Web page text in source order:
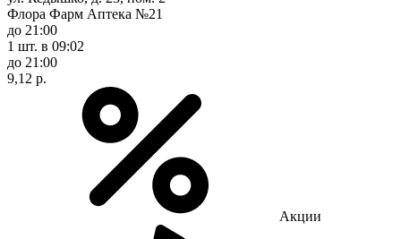
Флора Фарм Аптека №21
до 21:00
1 шт. в 09:02
до 21:00
9,12 р.
Акции